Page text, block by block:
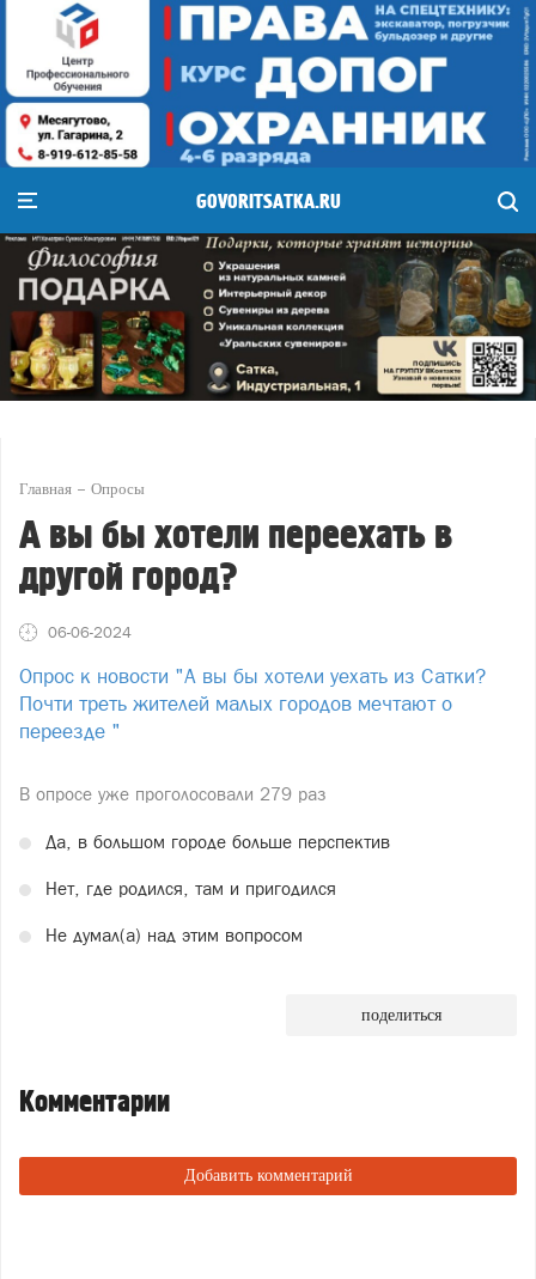
GOVORITSATKA.RU
Главная Опросы
А вы бы хотели переехать в
другой город?
06-06-2024
Опрос к новости "А вы бы хотели уехать из Сатки?
Почти треть жителей малых городов мечтают о
переезде "
В опросе уже проголосовали 279 раз
Да, в большом городе больше перспектив
Нет, где родился, там и пригодился
Не думал(а) над этим вопросом
поделиться
Комментарии
Добавить комментарий